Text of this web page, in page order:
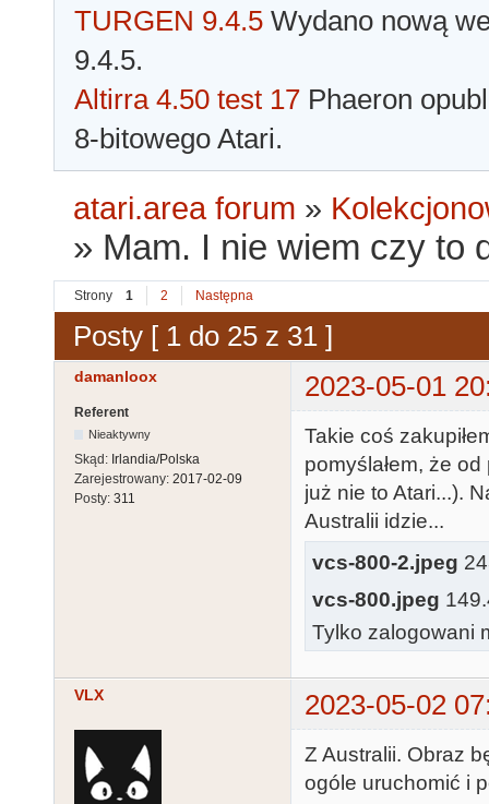
TURGEN 9.4.5 Wydano nową
9.4.5.
Altirra 4.50 test 17 Phaeron
8-bitowego Atari.
atari.area forum »
» Mam. I nie wiem czy to
Strony 1 2 Następna
Posty [ 1 do 25 z 31 ]
damanloox 2023-05-01
Referent
Nieaktywny
Skąd: Irlandia/Polska
Zarejestrowany: 2017-02-09
Posty: 311
Takie coś
pomyślałem, że
już nie to Atari...).
Australii idzie...
vcs-800-2.jpeg
vcs-800.jpeg
Tylko zalogowani
VLX 2023-05-02
Z Australii. Obraz
ogóle uruchomić i